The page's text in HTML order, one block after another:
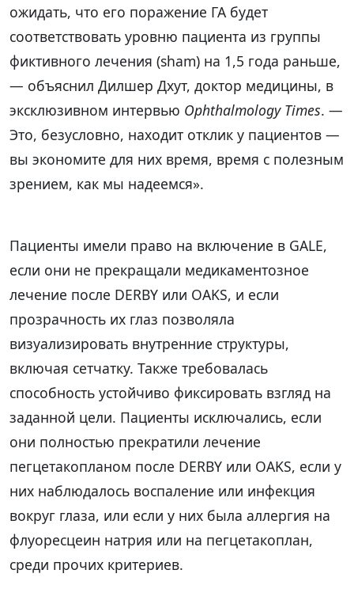
ожидать, что его поражение ГА будет
соответствовать уровню пациента из группы
фиктивного лечения (sham) на 1,5 года раньше,
— объяснил Дилшер Дхут, доктор медицины, в
эксклюзивном интервью Ophthalmology Times. —
Это, безусловно, находит отклик у пациентов —
вы экономите для них время, время с полезным
зрением, как мы надеемся».
Пациенты имели право на включение в GALE,
если они не прекращали медикаментозное
лечение после DERBY или OAKS, и если
прозрачность их глаз позволяла
визуализировать внутренние структуры,
включая сетчатку. Также требовалась
способность устойчиво фиксировать взгляд на
заданной цели. Пациенты исключались, если
они полностью прекратили лечение
пегцетакопланом после DERBY или OAKS, если у
них наблюдалось воспаление или инфекция
вокруг глаза, или если у них была аллергия на
флуоресцеин натрия или на пегцетакоплан,
среди прочих критериев.